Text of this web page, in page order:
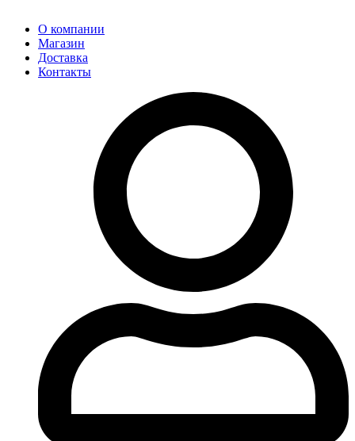
О компании
Магазин
Доставка
Контакты